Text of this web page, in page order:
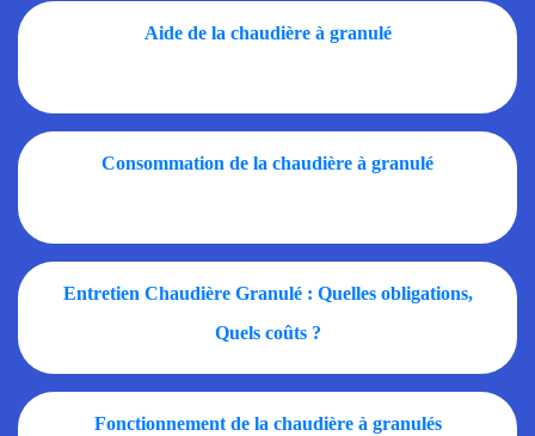
Aide de la chaudière à granulé
Consommation de la chaudière à granulé
Entretien Chaudière Granulé : Quelles obligations,
Quels coûts ?
Fonctionnement de la chaudière à granulés